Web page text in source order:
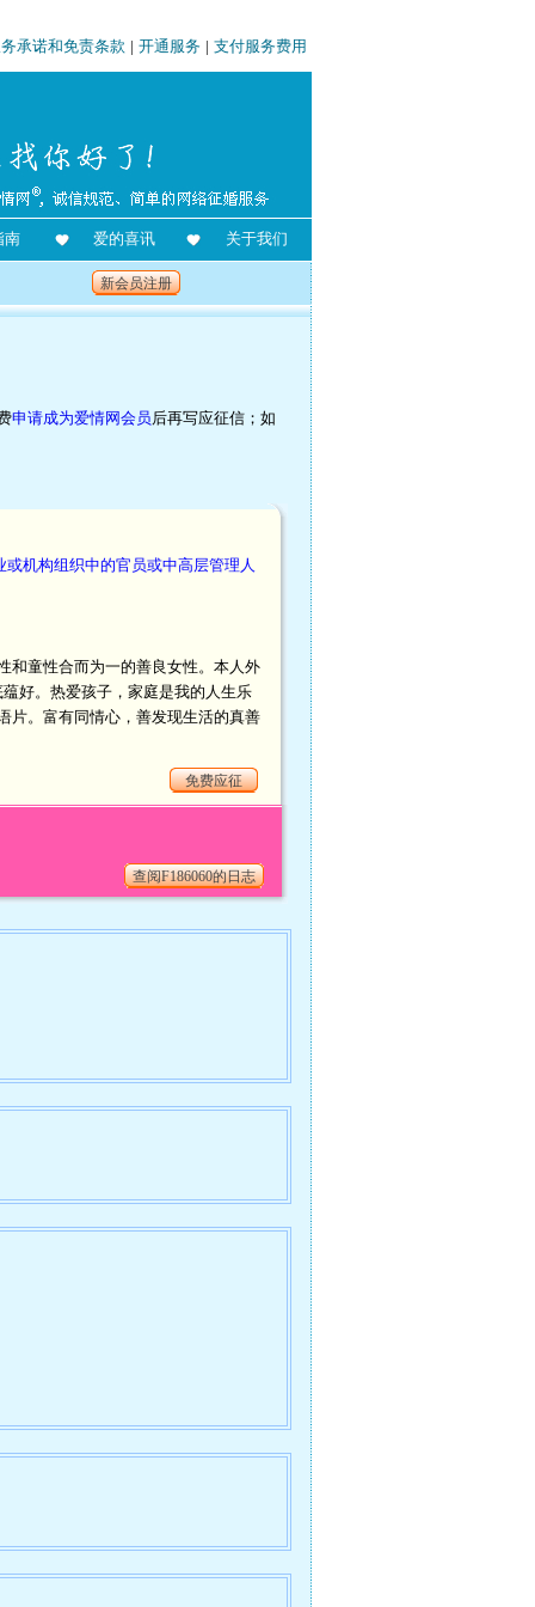
承诺和免责条款 | 开通服务 | 支付服务费用
南 爱的喜讯 关于我们
新会员注册
申请成为爱情网会员后再写应征信；如
或机构组织中的官员或中高层管理人
和童性合而为一的善良女性。本人外
好。热爱孩子，家庭是我的人生乐
片。富有同情心，善发现生活的真善
免费应征
查阅F186060的日志